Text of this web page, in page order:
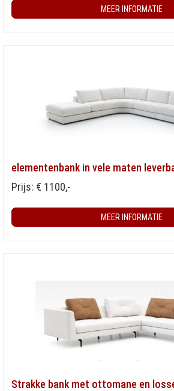
MEER INFORMATIE
elementenbank in vele maten
Prijs: € 1100,-
MEER INFORMATIE
Strakke bank met ottomane en